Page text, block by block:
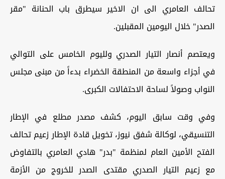
تحالف العامري الى ان الاخير سيطرق باب الحنانة "مقر
الصدر" خلال اليومين المقبلين.
ويعتصم أنصار التيار الصدري ولليوم الخامس على التوالي
في أجزاء واسعة من المنطقة الخضراء بدءاً من مبنى مجلس
النواب وصولاً لساحة الاحتفالات الكبرى.
وفي وقت سابق اليوم، كشف مصدر مطلع في الإطار
التنسيقي، لوكالة شفق نيوز، تخويل قادة الإطار زعيم تحالف
الفتح الأمين العام لمنظمة "بدر" هادي العامري بالتفاوض
مع زعيم التيار الصدري مقتدى الصدر للخروج من الأزمة